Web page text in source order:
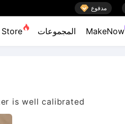
 مدفوع
Store المجموعات MakeNow
is well calibrated